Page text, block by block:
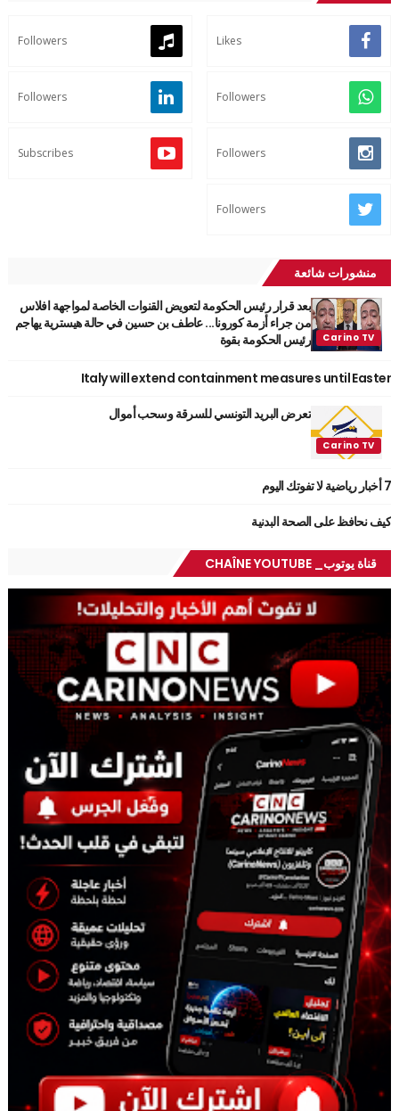
Likes
Followers
Followers
Followers
Followers
Subscribes
Followers
منشورات شائعة
بعد قرار رئيس الحكومة لتعويض القنوات الخاصة لمواجهة افلاس
من جراء أزمة كورونا... عاطف بن حسين في حالة هيسترية يهاجم
رئيس الحكومة بقوة
Italy will extend containment measures until Easter
تعرض البريد التونسي للسرقة وسحب أموال
7 أخبار رياضية لا تفوتك اليوم
كيف نحافظ على الصحة البدنية
قناة يوتوب_ CHAÎNE YOUTUBE